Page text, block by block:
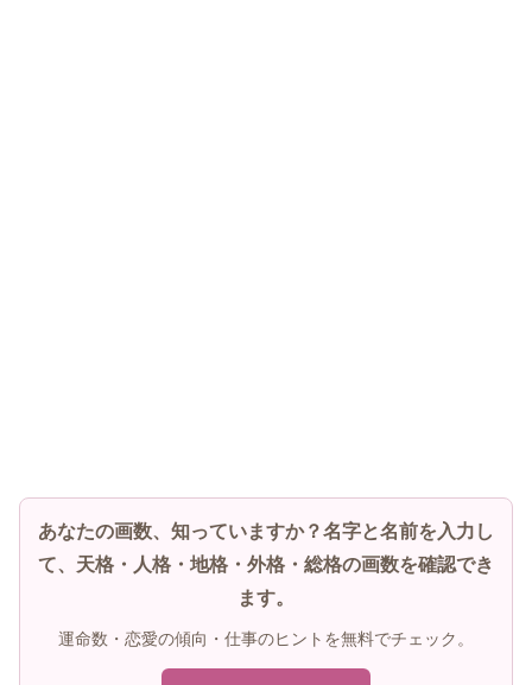
あなたの画数、知っていますか？名字と名前を入力し
て、天格・人格・地格・外格・総格の画数を確認でき
ます。
運命数・恋愛の傾向・仕事のヒントを無料でチェック。